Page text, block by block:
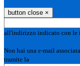
button close ×
all'indirizzo indicato con le
Non hai una e-mail
tramite la